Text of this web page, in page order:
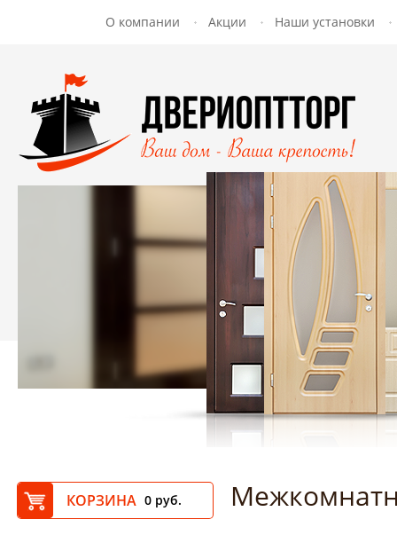
О компании Акции
Наши установки
КОРЗИНА 0 руб.